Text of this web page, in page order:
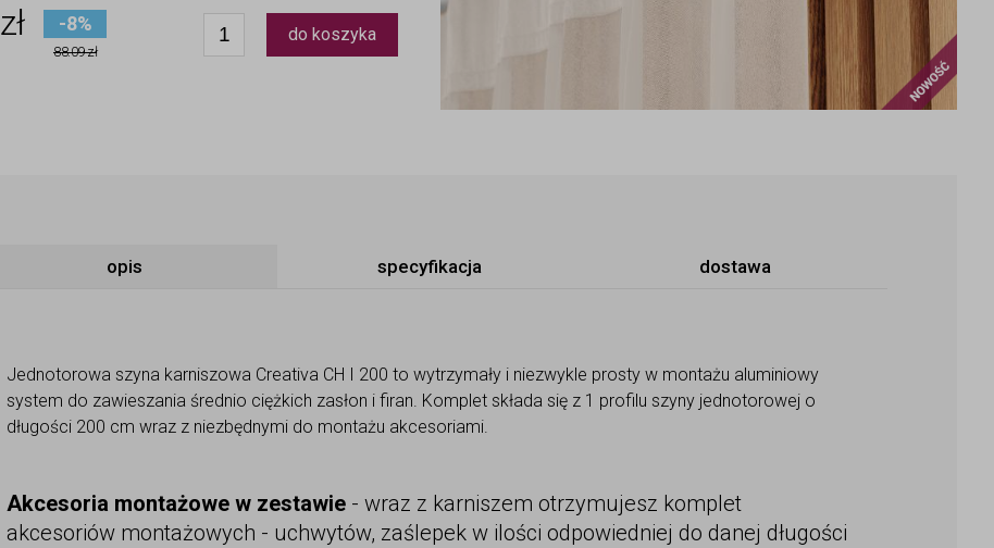
zł -8%
88.09 zł
do koszyka
opis specyfikacja dostawa
Jednotorowa szyna karniszowa Creativa CH I 200 to wytrzymały i niezwykle prosty w montażu aluminiowy
system do zawieszania średnio ciężkich zasłon i firan. Komplet składa się z 1 profilu szyny jednotorowej o
długości 200 cm wraz z niezbędnymi do montażu akcesoriami.
Akcesoria montażowe w zestawie - wraz z karniszem otrzymujesz komplet
akcesoriów montażowych - uchwytów, zaślepek w ilości odpowiedniej do danej długości